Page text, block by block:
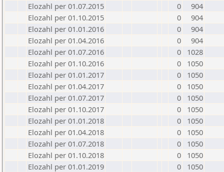
Elozahl per 01.07.2015
0
904
Elozahl per 01.10.2015
0
904
Elozahl per 01.01.2016
0
904
Elozahl per 01.04.2016
0
904
Elozahl per 01.07.2016
0
1028
Elozahl per 01.10.2016
0
1050
Elozahl per 01.01.2017
0
1050
Elozahl per 01.04.2017
0
1050
Elozahl per 01.07.2017
0
1050
Elozahl per 01.10.2017
0
1050
Elozahl per 01.01.2018
0
1050
Elozahl per 01.04.2018
0
1050
Elozahl per 01.07.2018
0
1050
Elozahl per 01.10.2018
0
1050
Elozahl per 01.01.2019
0
1050